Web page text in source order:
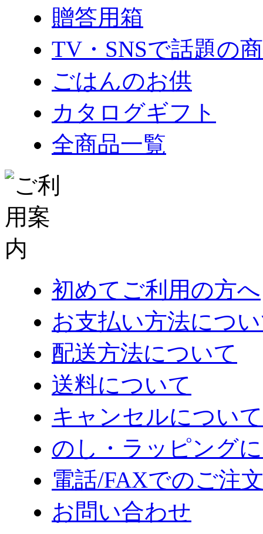
贈答用箱
TV・SNSで話題の
ごはんのお供
カタログギフト
全商品一覧
初めてご利用の方へ
お支払い方法につ
配送方法について
送料について
キャンセルについて
のし・ラッピング
電話/FAXでのご注
お問い合わせ